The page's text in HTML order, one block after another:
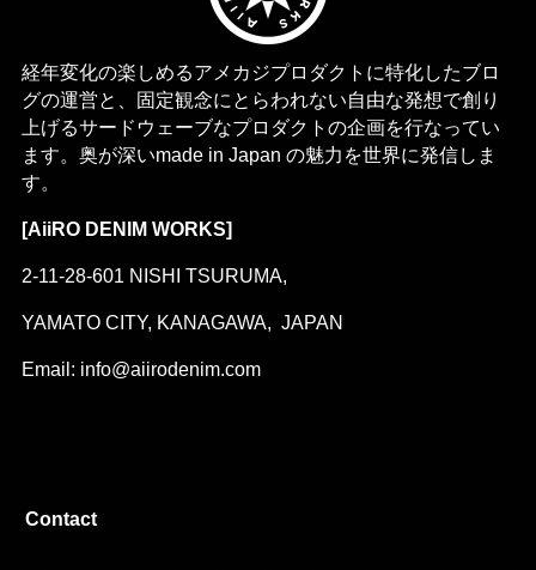
経年変化の楽しめるアメカジプロダクトに特化したブロ
グの運営と、固定観念にとらわれない自由な発想で創り
上げるサードウェーブなプロダクトの企画を行なってい
ます。奥が深いmade in Japan の魅力を世界に発信しま
す。
[AiiRO DENIM WORKS]
2-11-28-601 NISHI TSURUMA,
YAMATO CITY, KANAGAWA, JAPAN
Email: info@aiirodenim.com
Contact